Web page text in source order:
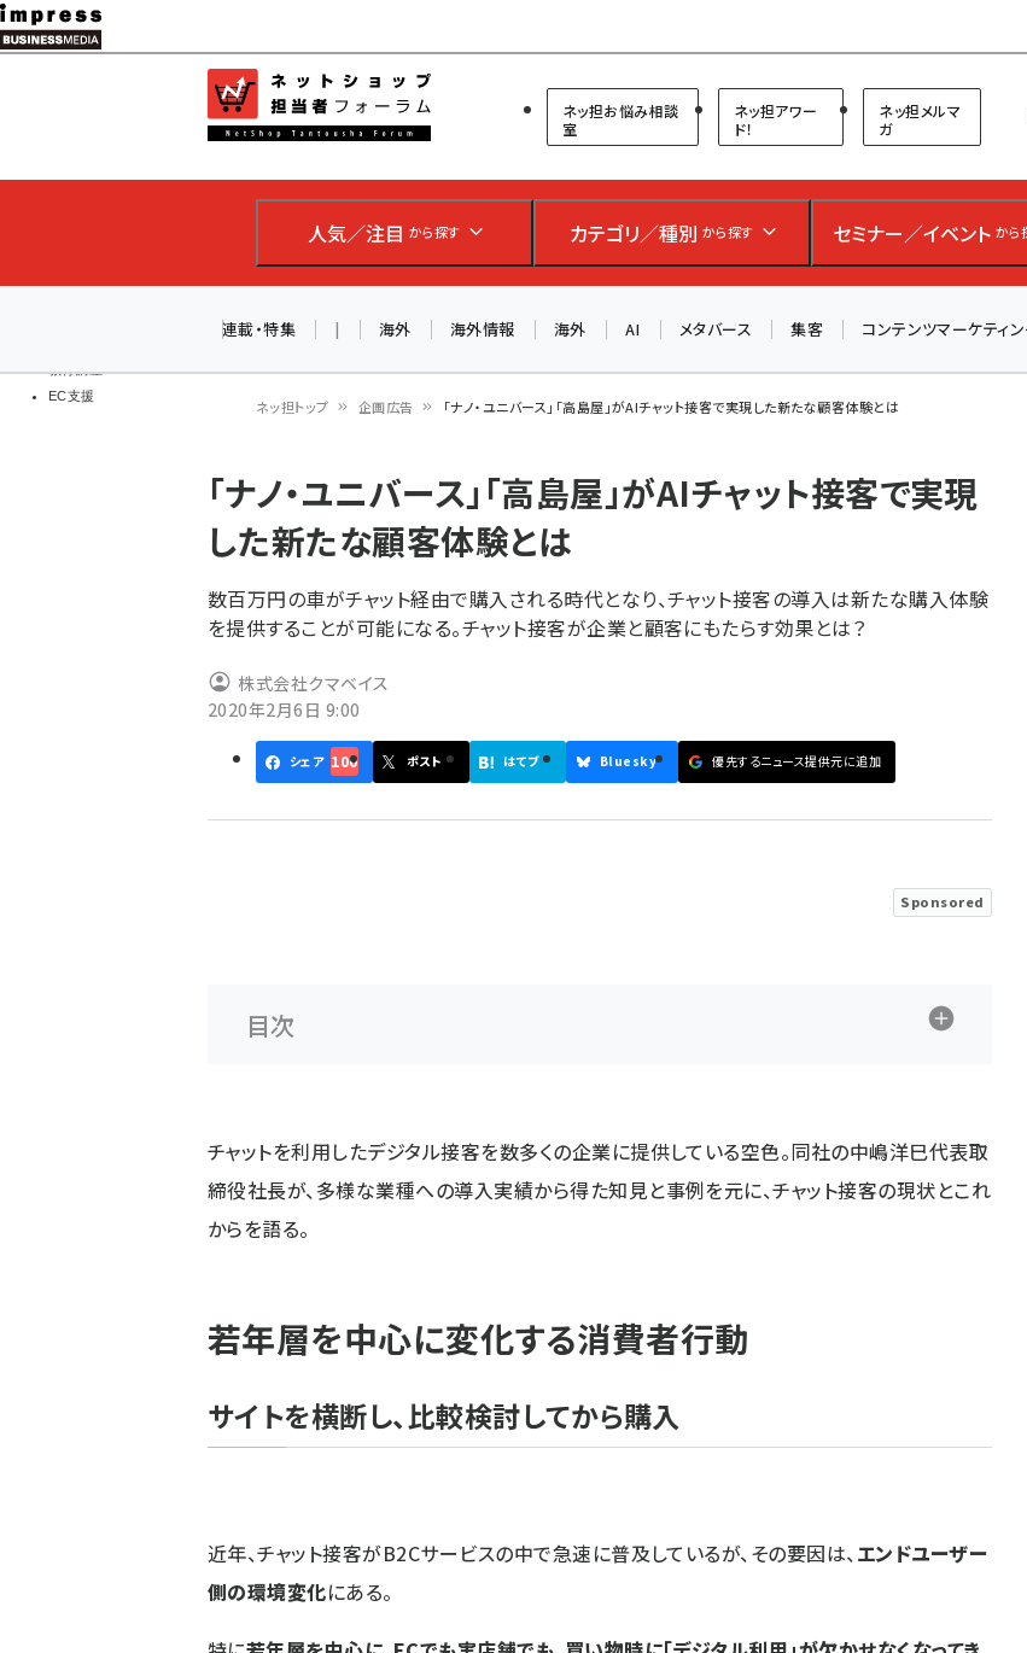
メ
イ
ン
ツ
移
教育講座
EC支援
ネットショップ担当者フォーラム
ネッ担お悩み相談
室
ネッ担アワー
ド！
ネッ担メルマ
ガ
人気／注目 から探す カテゴリ／種別 から探す セミナー／イベント から
連載・特集 | 海外 海外情報 海外 AI メタバース 集客 コンテンツマーケティ
ン
く
ず
ネッ担トップ 企画広告 「ナノ・ユニバース」「高島屋」がAIチャット接客で実現した新たな顧客体験とは
「ナノ・ユニバース」「高島屋」がAIチャット接客で実現
した新たな顧客体験とは
数百万円の車がチャット経由で購入される時代となり、チャット接客の導入は新たな購入体験
を提供することが可能になる。チャット接客が企業と顧客にもたらす効果とは？
株式会社クマベイス
2020年2月6日 9:00
シェア 100 ポスト はてブ Bluesky 優先するニュース提供元に追加
Sponsored
目次
チャットを利用したデジタル接客を数多くの企業に提供している空色。同社の中嶋洋巳代表取
締役社長が、多様な業種への導入実績から得た知見と事例を元に、チャット接客の現状とこれ
からを語る。
若年層を中心に変化する消費者行動
サイトを横断し、比較検討してから購入
近年、チャット接客がB2Cサービスの中で急速に普及しているが、その要因は、 エンドユーザー
側の環境変化にある。
お知らせ
アルペン、オイシックス、元UA責任者が登壇のリアルECセ
8/26（水）、東京・四谷で開催。登壇者・聴講者と交流できる
交流会も実施します。すべての講演を無料で聴講できます！